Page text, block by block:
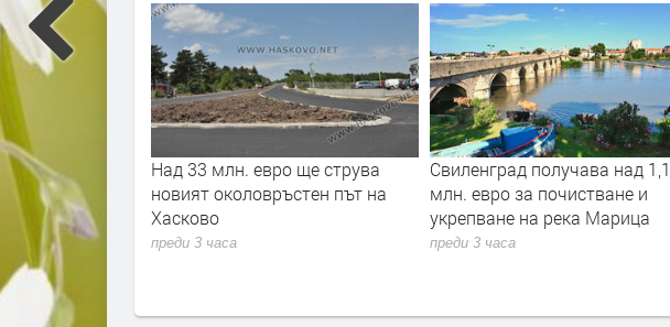
делото за
жена
адвокати
Над 33 млн. евро ще струва
новият околовръстен път на
Хасково
преди 3 часа
Свиленград получава над 1,1
млн. евро за почистване и
укрепване на река Марица
преди 3 часа